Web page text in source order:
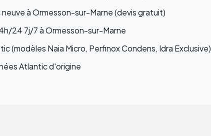
à Ormesson-sur-Marne (devis gratuit)
24 7j/7 à Ormesson-sur-Marne
(modèles Naia Micro, Perfinox Condens, Idra Exclusive)
Atlantic d'origine